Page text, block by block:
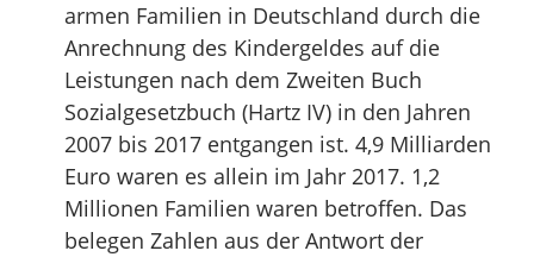
armen Familien in Deutschland durch die
Anrechnung des Kindergeldes auf die
Leistungen nach dem Zweiten Buch
Sozialgesetzbuch (Hartz IV) in den Jahren
2007 bis 2017 entgangen ist. 4,9 Milliarden
Euro waren es allein im Jahr 2017. 1,2
Millionen Familien waren betroffen. Das
belegen Zahlen aus der Antwort der